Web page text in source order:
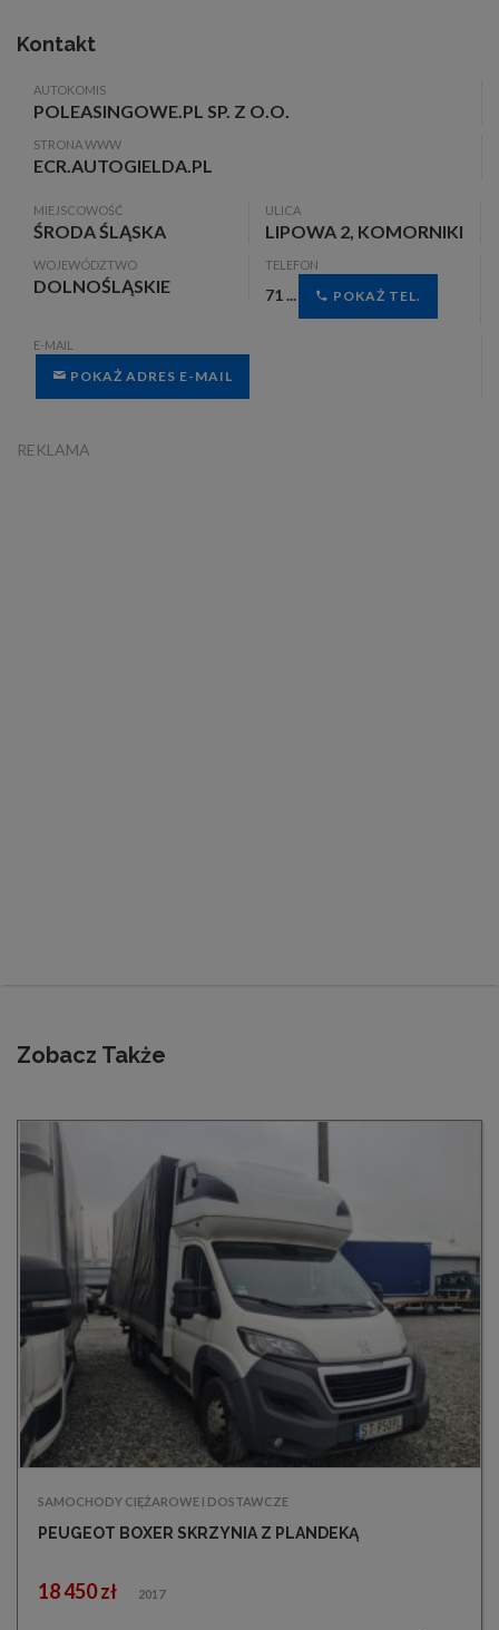
Kontakt
AUTOKOMIS
POLEASINGOWE.PL SP. Z O.O.
STRONA WWW
ECR.AUTOGIELDA.PL
MIEJSCOWOŚĆ
ŚRODA ŚLĄSKA
ULICA
LIPOWA 2, KOMORNIKI
WOJEWÓDZTWO
DOLNOŚLĄSKIE
TELEFON
71 ... POKAŻ TEL.
E-MAIL
POKAŻ ADRES E-MAIL
REKLAMA
Zobacz Także
SAMOCHODY CIĘŻAROWE I DOSTAWCZE
PEUGEOT BOXER SKRZYNIA Z PLANDEKĄ
18 450 zł 2017